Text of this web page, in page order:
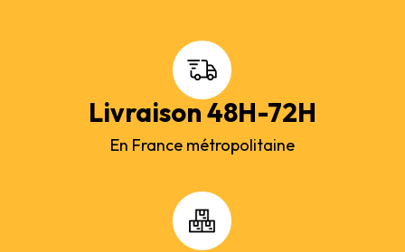
Livraison 48H-72H
En France métropolitaine